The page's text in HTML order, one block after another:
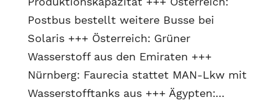
Postbus bestellt weitere Busse bei
Solaris +++ Österreich: Grüner
Wasserstoff aus den Emiraten +++
Nürnberg: Faurecia stattet MAN-Lkw mit
Wasserstofftanks aus +++ Ägypten:...